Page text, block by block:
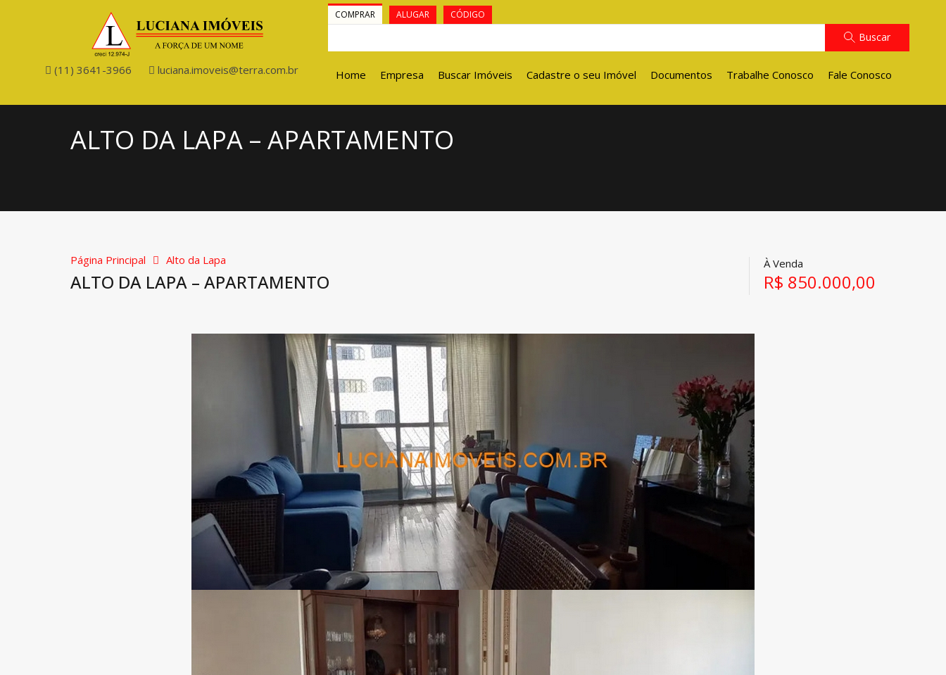
(11) 3641-3966 luciana.imoveis@terra.com.br
COMPRAR ALUGAR CÓDIGO
Buscar
Home Empresa Buscar Imóveis Cadastre o seu Imóvel Documentos Trabalhe Conosco Fale Conosco
ALTO DA LAPA – APARTAMENTO
Página Principal Alto da Lapa
ALTO DA LAPA – APARTAMENTO
À Venda
R$ 850.000,00